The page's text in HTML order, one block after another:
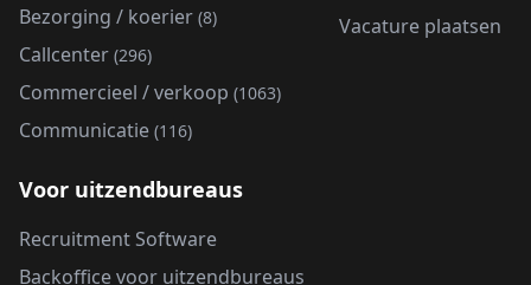
Bezorging / koerier (8)
Callcenter (296)
Commercieel / verkoop (1063)
Communicatie (116)
Vacature plaatsen
Voor uitzendbureaus
Recruitment Software
Backoffice voor uitzendbureaus